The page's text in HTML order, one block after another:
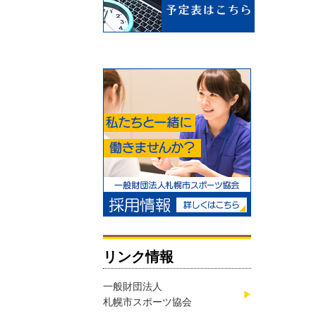
リンク情報
一般財団法人
札幌市スポーツ協会